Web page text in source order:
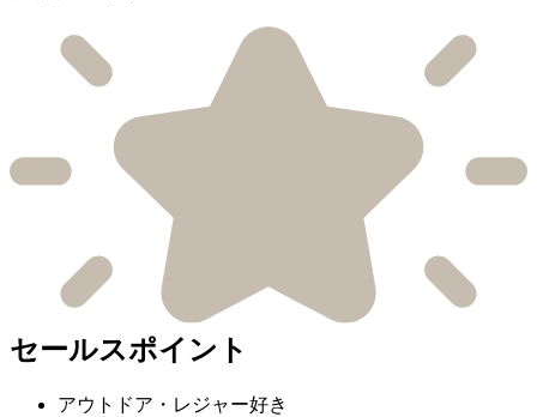
セールスポイント
アウトドア・レジャー好き